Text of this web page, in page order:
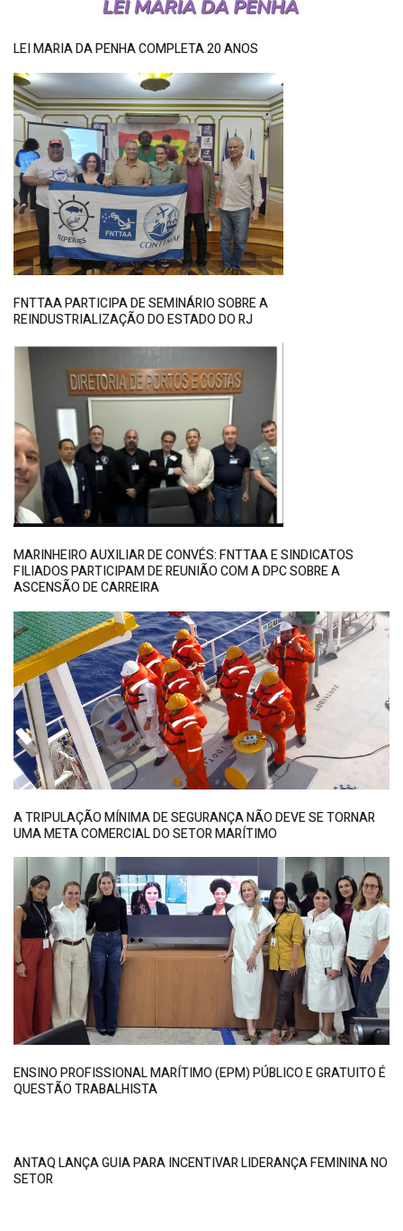
LEI MARIA DA PENHA COMPLETA 20 ANOS
FNTTAA PARTICIPA DE SEMINÁRIO SOBRE A
REINDUSTRIALIZAÇÃO DO ESTADO DO RJ
MARINHEIRO AUXILIAR DE CONVÉS: FNTTAA E SINDICATOS
FILIADOS PARTICIPAM DE REUNIÃO COM A DPC SOBRE A
ASCENSÃO DE CARREIRA
A TRIPULAÇÃO MÍNIMA DE SEGURANÇA NÃO DEVE SE TORNAR
UMA META COMERCIAL DO SETOR MARÍTIMO
ENSINO PROFISSIONAL MARÍTIMO (EPM) PÚBLICO E GRATUITO É
QUESTÃO TRABALHISTA
ANTAQ LANÇA GUIA PARA INCENTIVAR LIDERANÇA FEMININA NO
SETOR